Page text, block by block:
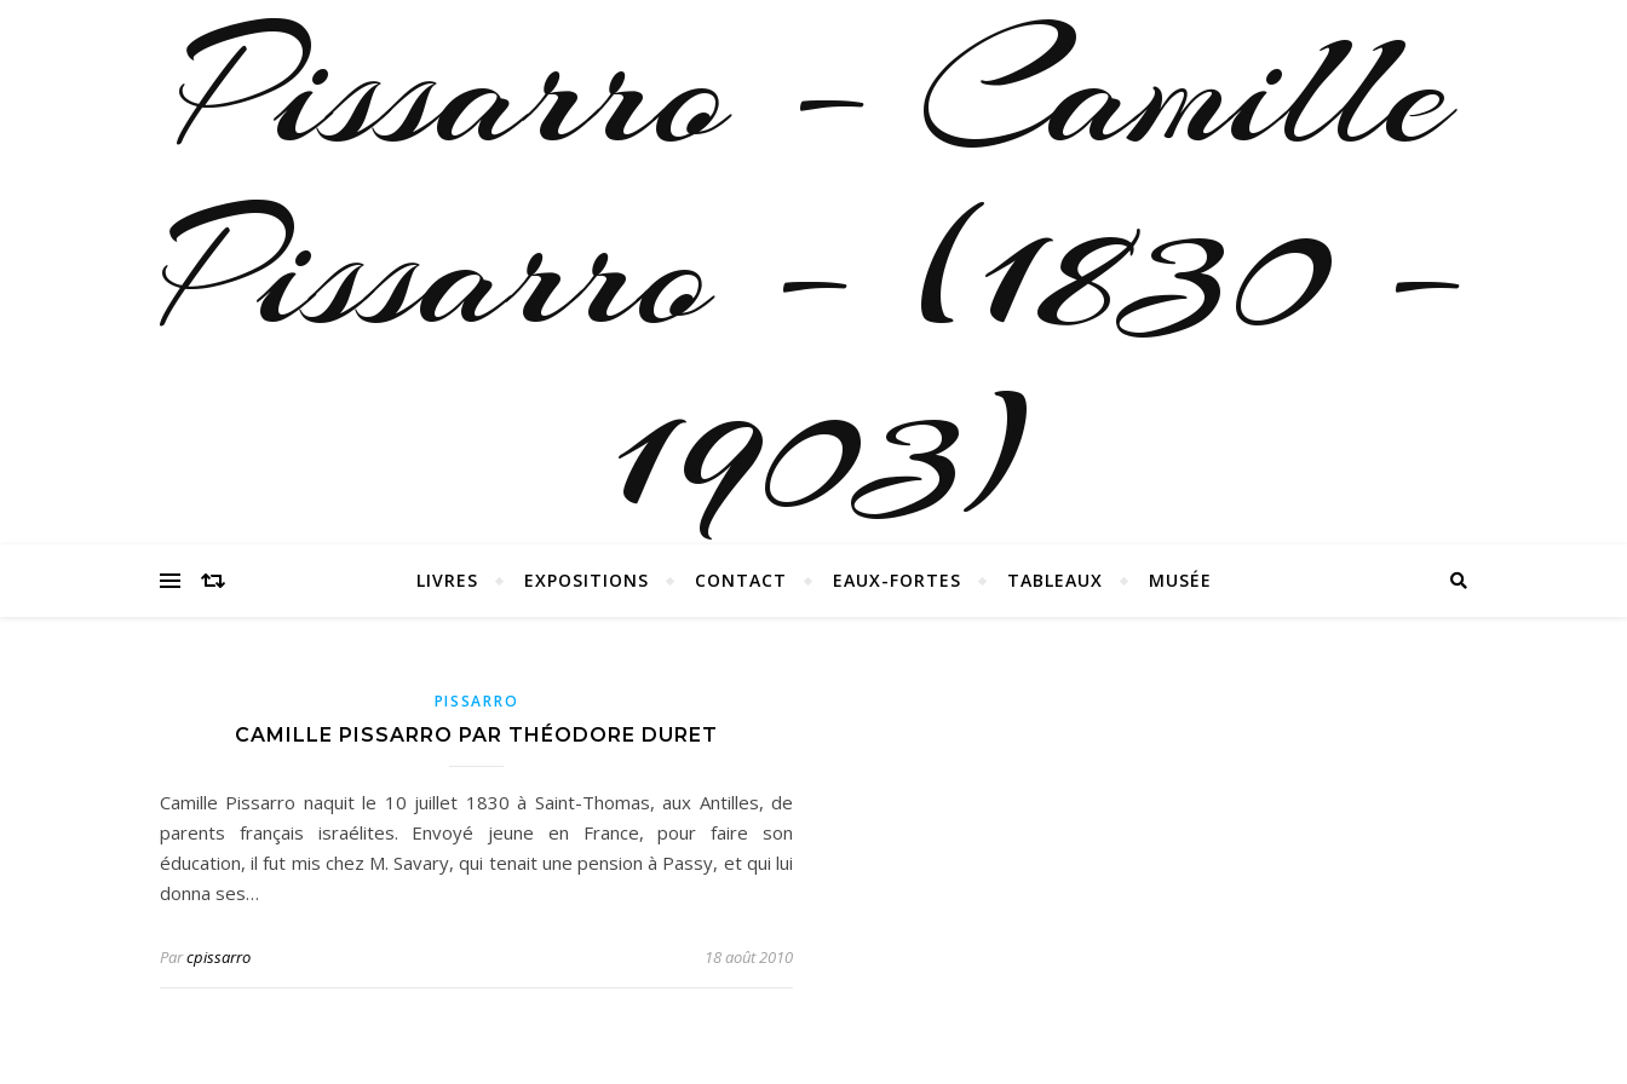
Pissarro – Camille
Pissarro – (1830 –
1903)
LIVRES EXPOSITIONS CONTACT EAUX-FORTES TABLEAUX MUSÉE
PISSARRO
CAMILLE PISSARRO PAR THÉODORE DURET
Camille Pissarro naquit le 10 juillet 1830 à Saint-Thomas, aux Antilles, de
parents français israélites. Envoyé jeune en France, pour faire son
éducation, il fut mis chez M. Savary, qui tenait une pension à Passy, et qui lui
donna ses…
Parcpissarro 18 août 2010